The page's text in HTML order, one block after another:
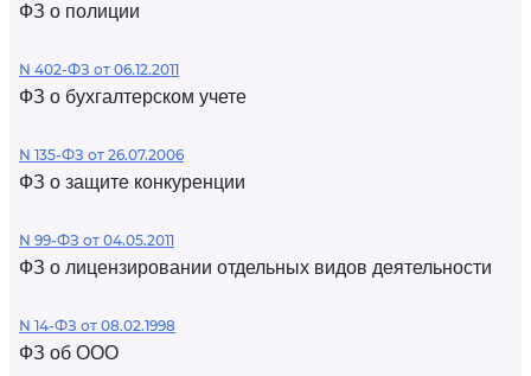
ФЗ о полиции
N 402-ФЗ от 06.12.2011
ФЗ о бухгалтерском учете
N 135-ФЗ от 26.07.2006
ФЗ о защите конкуренции
N 99-ФЗ от 04.05.2011
ФЗ о лицензировании отдельных видов деятельности
N 14-ФЗ от 08.02.1998
ФЗ об ООО